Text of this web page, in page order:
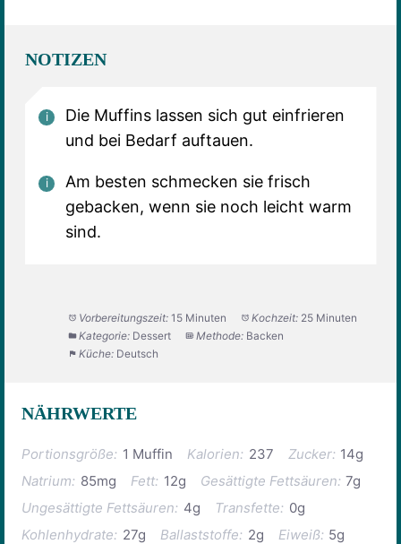
NOTIZEN
Die Muffins lassen sich gut einfrieren
und bei Bedarf auftauen.
Am besten schmecken sie frisch
gebacken, wenn sie noch leicht warm
sind.
Vorbereitungszeit: 15 Minuten Kochzeit: 25 Minuten
Kategorie: Dessert Methode: Backen
Küche: Deutsch
NÄHRWERTE
Portionsgröße: 1 Muffin Kalorien: 237 Zucker: 14g
Natrium: 85mg Fett: 12g Gesättigte Fettsäuren: 7g
Ungesättigte Fettsäuren: 4g Transfette: 0g
Kohlenhydrate: 27g Ballaststoffe: 2g Eiweiß: 5g